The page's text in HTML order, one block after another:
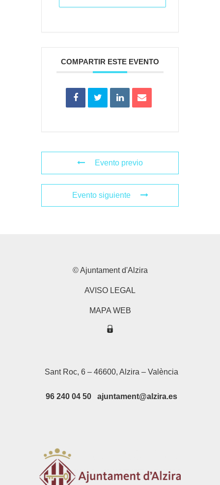
COMPARTIR ESTE EVENTO
Evento previo
Evento siguiente
© Ajuntament d'Alzira
AVISO LEGAL
MAPA WEB
Sant Roc, 6 – 46600, Alzira – València
96 240 04 50 ajuntament@alzira.es